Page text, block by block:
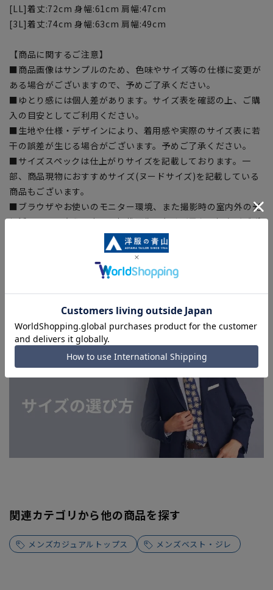
[LL]着丈:72cm 身幅:61cm 肩幅:47cm
[3L]着丈:74cm 身幅:63cm 肩幅:49cm
【商品に関するご注意】
■商品画像はサンプルのため、色味やサイズ等の仕様に変更が
ある場合がございますので、予めご了承ください。
■ゆとり感には個人差があります。サイズ表を確認の上、ご購
入の目安としてご利用ください。
■生地や仕様・デザインにより、着用感や実際のサイズ表に若
干の誤差が生じる場合がございます。予めご了承ください。
■サイズスペックは仕上がりサイズを記載しております。一
部、商品現物におすすめサイズ(ヌードサイズ)を記載している
商品もございます。
■ブラウザやお使いのモニター環境、また撮影時の室内外の光
加減により、実際の商品と掲載画像の色味が異なる場合がござ
■店舗や各モールサイトと商品在庫を共有しております関係
上、ご注文いただいたタイミングにより欠品が発生し、ご注文
を完了できない場合がございます。予めご了承ください。
■お急ぎ発送のご注文につきましても、ご注文のタイミングに
よってはお急ぎ発送サービスを選択できない場合がございま
す。
関連カテゴリから他の商品を探す
メンズカジュアルトップス メンズベスト・ジレ